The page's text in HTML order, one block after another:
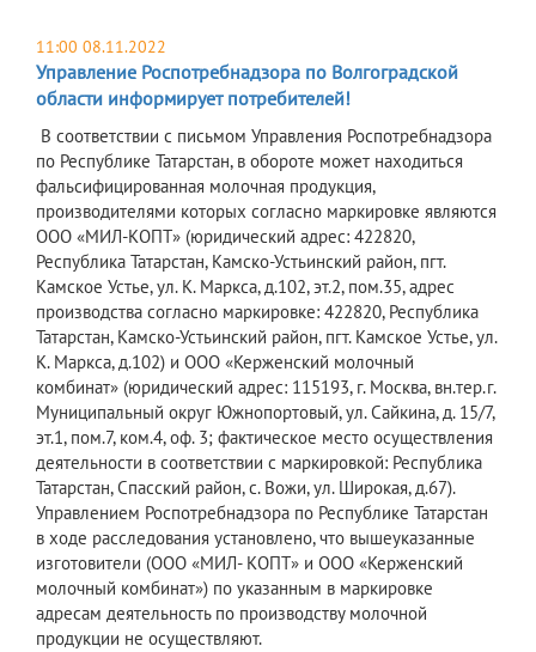
11:00 08.11.2022
Управление Роспотребнадзора по Волгоградской
области информирует потребителей!
В соответствии с письмом Управления Роспотребнадзора
по Республике Татарстан, в обороте может находиться
фальсифицированная молочная продукция,
производителями которых согласно маркировке являются
ООО «МИЛ-КОПТ» (юридический адрес: 422820,
Республика Татарстан, Камско-Устьинский район, пгт.
Камское Устье, ул. К. Маркса, д.102, эт.2, пом.35, адрес
производства согласно маркировке: 422820, Республика
Татарстан, Камско-Устьинский район, пгт. Камское Устье, ул.
К. Маркса, д.102) и ООО «Керженский молочный
комбинат» (юридический адрес: 115193, г. Москва, вн.тер.г.
Муниципальный округ Южнопортовый, ул. Сайкина, д. 15/7,
эт.1, пом.7, ком.4, оф. 3; фактическое место осуществления
деятельности в соответствии с маркировкой: Республика
Татарстан, Спасский район, с. Вожи, ул. Широкая, д.67).
Управлением Роспотребнадзора по Республике Татарстан
в ходе расследования установлено, что вышеуказанные
изготовители (ООО «МИЛ- КОПТ» и ООО «Керженский
молочный комбинат») по указанным в маркировке
адресам деятельность по производству молочной
продукции не осуществляют.